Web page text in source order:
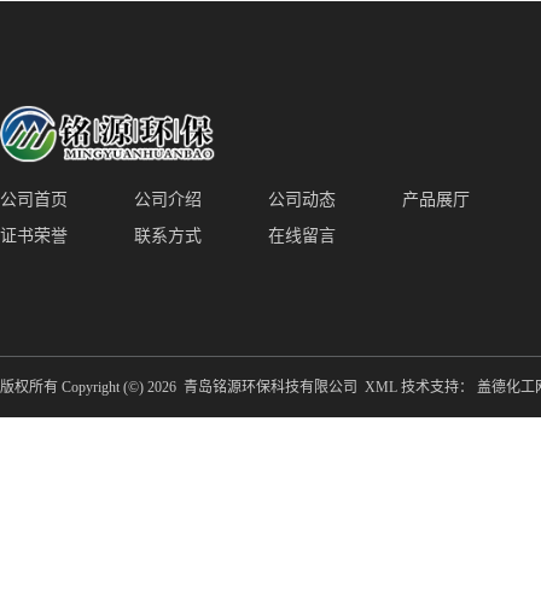
装置厂家青岛铭源环保减少堵塞设
点对点面对面旋转清洗
公司首页 公司介绍 公司动态
产品展厅
证书荣誉
联系方式 在线留言
版权所有 Copyright (©) 2026 青岛铭源环保科技有限公司 XML 技术支持： 盖德化工